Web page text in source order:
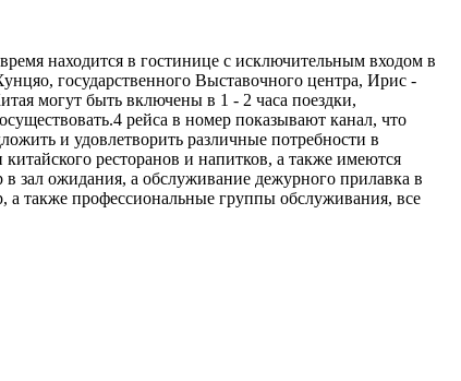
находится в гостинице с исключительным входом в
государственного Выставочного центра, Ирис -
могут быть включены в 1 - 2 часа поездки,
рейса в номер показывают канал, что
и удовлетворить различные потребности в
ресторанов и напитков, а также имеются
зал ожидания, а обслуживание дежурного прилавка в
а также профессиональные группы обслуживания, все